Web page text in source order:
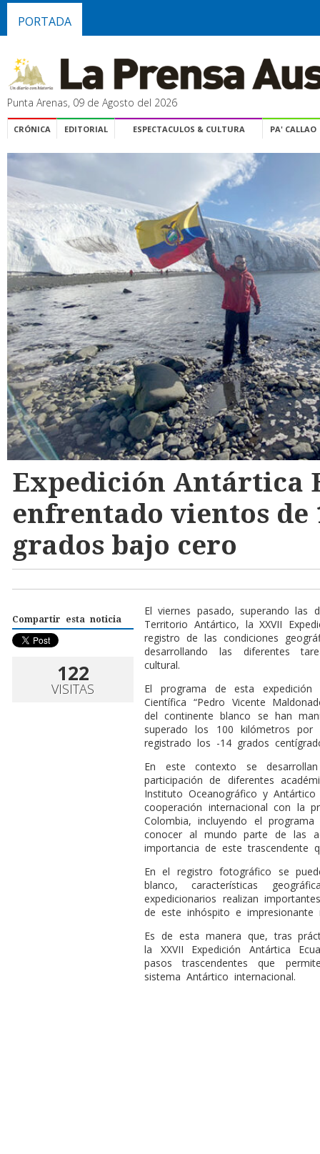
PORTADA
Punta Arenas, 09 de Agosto del 2026
CRÓNICA EDITORIAL ESPECTACULOS & CULTURA PA' CALLAO
Expedición Antártica
enfrentado vientos de
grados bajo cero
Compartir esta noticia
122
VISITAS
El viernes pasado, superando las
Territorio Antártico, la XXVII
registro de las condiciones
desarrollando las diferentes
cultural.
El programa de esta
Científica “Pedro Vicente
del continente blanco se han
superado los 100 kilómetros
registrado los -14 grados
En este contexto se
participación de diferentes
Instituto Oceanográfico y
cooperación internacional con la
Colombia, incluyendo el
conocer al mundo parte de las
importancia de este trascendente
En el registro fotográfico se
blanco, características
expedicionarios realizan
de este inhóspito e impresionante
Es de esta manera que, tras
la XXVII Expedición Antártica
pasos trascendentes que
sistema Antártico internacional.